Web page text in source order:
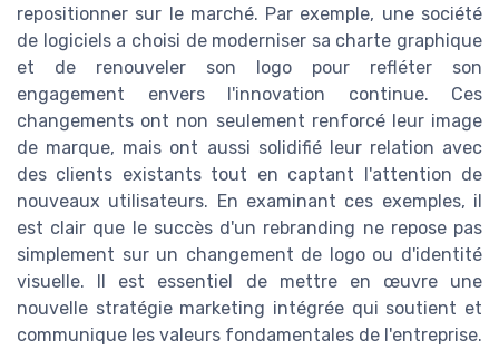
repositionner sur le marché. Par exemple, une société
de logiciels a choisi de moderniser sa charte graphique
et de renouveler son logo pour refléter son
engagement envers l'innovation continue. Ces
changements ont non seulement renforcé leur image
de marque, mais ont aussi solidifié leur relation avec
des clients existants tout en captant l'attention de
nouveaux utilisateurs. En examinant ces exemples, il
est clair que le succès d'un rebranding ne repose pas
simplement sur un changement de logo ou d'identité
visuelle. Il est essentiel de mettre en œuvre une
nouvelle stratégie marketing intégrée qui soutient et
communique les valeurs fondamentales de l'entreprise.